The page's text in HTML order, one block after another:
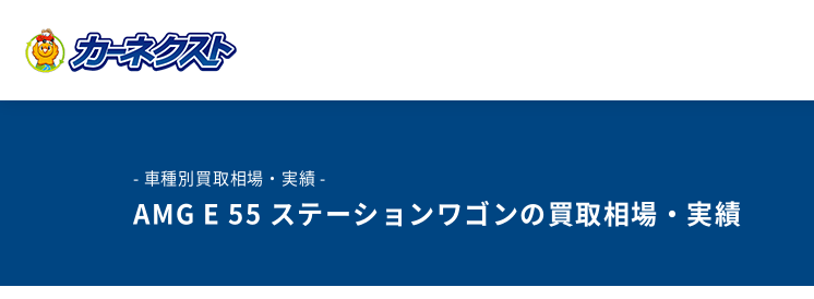
- 車種別買取相場・実績 -
AMG E 55 ステーションワゴンの買取相場・実績